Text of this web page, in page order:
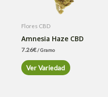
Flores CBD
Amnesia Haze CBD
7.26€/ Gramo
Ver Variedad